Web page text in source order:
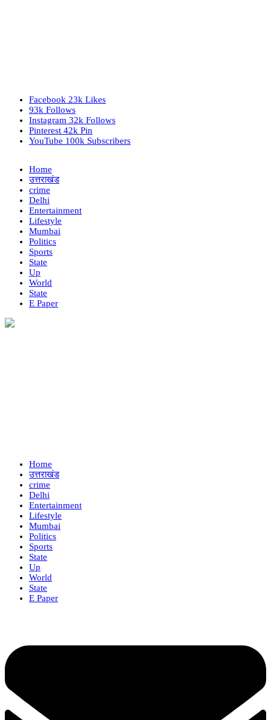
Facebook 23k Likes
93k Follows
Instagram 32k Follows
Pinterest 42k Pin
YouTube 100k Subscribers
Home
उत्तराखंड
crime
Delhi
Entertainment
Lifestyle
Mumbai
Politics
Sports
State
Up
World
State
E Paper
Home
उत्तराखंड
crime
Delhi
Entertainment
Lifestyle
Mumbai
Politics
Sports
State
Up
World
State
E Paper